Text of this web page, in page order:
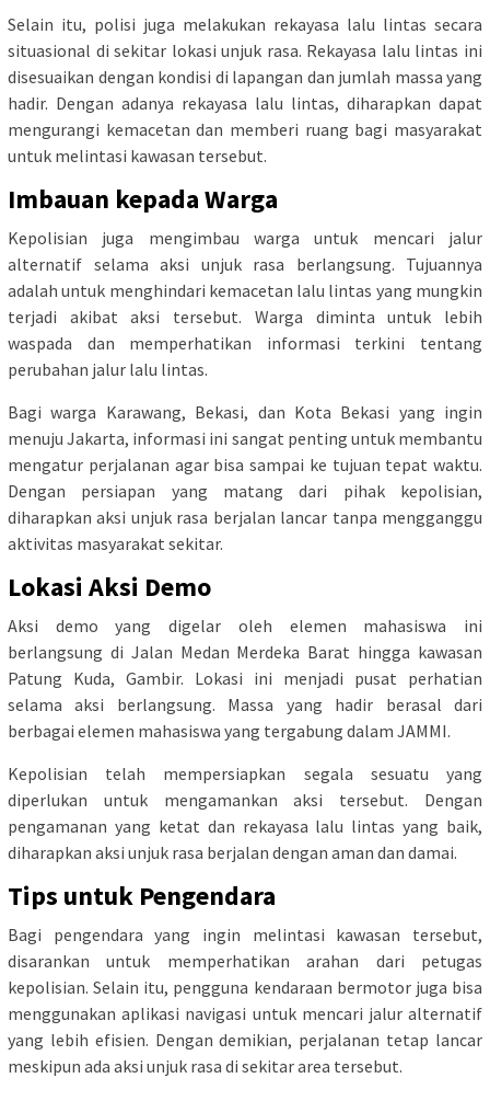
Selain itu, polisi juga melakukan rekayasa lalu lintas secara
situasional di sekitar lokasi unjuk rasa. Rekayasa lalu lintas ini
disesuaikan dengan kondisi di lapangan dan jumlah massa yang
hadir. Dengan adanya rekayasa lalu lintas, diharapkan dapat
mengurangi kemacetan dan memberi ruang bagi masyarakat
untuk melintasi kawasan tersebut.
Imbauan kepada Warga
Kepolisian juga mengimbau warga untuk mencari jalur
alternatif selama aksi unjuk rasa berlangsung. Tujuannya
adalah untuk menghindari kemacetan lalu lintas yang mungkin
terjadi akibat aksi tersebut. Warga diminta untuk lebih
waspada dan memperhatikan informasi terkini tentang
perubahan jalur lalu lintas.
Bagi warga Karawang, Bekasi, dan Kota Bekasi yang ingin
menuju Jakarta, informasi ini sangat penting untuk membantu
mengatur perjalanan agar bisa sampai ke tujuan tepat waktu.
Dengan persiapan yang matang dari pihak kepolisian,
diharapkan aksi unjuk rasa berjalan lancar tanpa mengganggu
aktivitas masyarakat sekitar.
Lokasi Aksi Demo
Aksi demo yang digelar oleh elemen mahasiswa ini
berlangsung di Jalan Medan Merdeka Barat hingga kawasan
Patung Kuda, Gambir. Lokasi ini menjadi pusat perhatian
selama aksi berlangsung. Massa yang hadir berasal dari
berbagai elemen mahasiswa yang tergabung dalam JAMMI.
Kepolisian telah mempersiapkan segala sesuatu yang
diperlukan untuk mengamankan aksi tersebut. Dengan
pengamanan yang ketat dan rekayasa lalu lintas yang baik,
diharapkan aksi unjuk rasa berjalan dengan aman dan damai.
Tips untuk Pengendara
Bagi pengendara yang ingin melintasi kawasan tersebut,
disarankan untuk memperhatikan arahan dari petugas
kepolisian. Selain itu, pengguna kendaraan bermotor juga bisa
menggunakan aplikasi navigasi untuk mencari jalur alternatif
yang lebih efisien. Dengan demikian, perjalanan tetap lancar
meskipun ada aksi unjuk rasa di sekitar area tersebut.